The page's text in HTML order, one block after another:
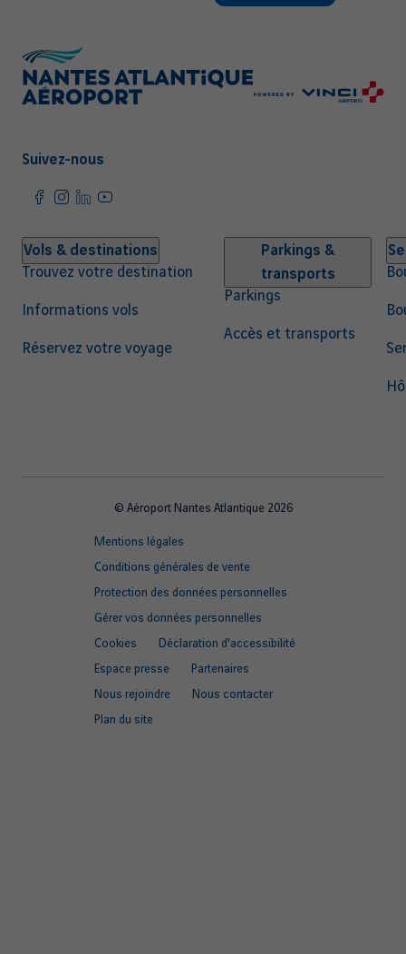
Suivez-nous
Navigation
principale
Vols & destinations
Trouvez votre destination
Informations vols
Réservez votre voyage
Parkings &
transports
Parkings
Accès et transports
© Aéroport Nantes Atlantique 2026
Mentions légales
Conditions générales de vente
Protection des données personnelles
Gérer vos données personnelles
Cookies
Déclaration d'accessibilité
Espace presse
Partenaires
Nous rejoindre
Nous contacter
Plan du site